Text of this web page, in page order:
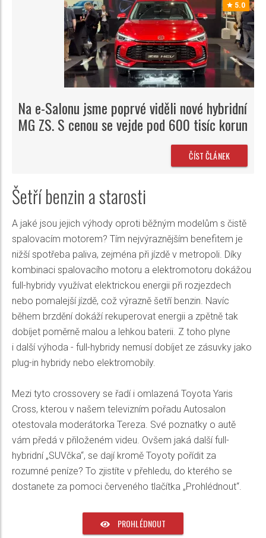
5.0
Na e-Salonu jsme poprvé viděli nové hybridní
MG ZS. S cenou se vejde pod 600 tisíc korun
ČÍST ČLÁNEK
Šetří benzin a starosti
A jaké jsou jejich výhody oproti běžným modelům s čistě
spalovacím motorem? Tím nejvýraznějším benefitem je
nižší spotřeba paliva, zejména při jízdě v metropoli. Díky
kombinaci spalovacího motoru a elektromotoru dokážou
full-hybridy využívat elektrickou energii při rozjezdech
nebo pomalejší jízdě, což výrazně šetří benzin. Navíc
během brzdění dokáží rekuperovat energii a zpětně tak
dobíjet poměrně malou a lehkou baterii. Z toho plyne
i další výhoda - full-hybridy nemusí dobíjet ze zásuvky jako
plug-in hybridy nebo elektromobily.
Mezi tyto crossovery se řadí i omlazená Toyota Yaris
Cross, kterou v našem televizním pořadu Autosalon
otestovala moderátorka Tereza. Své poznatky o autě
vám předá v přiloženém videu. Ovšem jaká další full-
hybridní „SUVčka“, se dají kromě Toyoty pořídit za
rozumné peníze? To zjistíte v přehledu, do kterého se
dostanete za pomoci červeného tlačítka „Prohlédnout“.
PROHLÉDNOUT